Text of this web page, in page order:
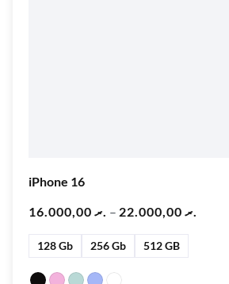
iPhone 16
.ރ16.000,00 – .ރ22.000,00
128 Gb 256 Gb 512 GB